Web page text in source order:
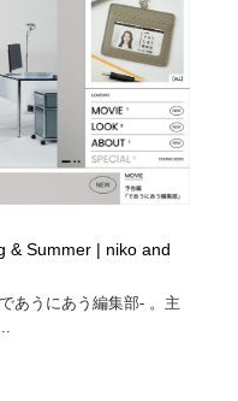
& Summer | niko and
あうにあう編集部- 。主